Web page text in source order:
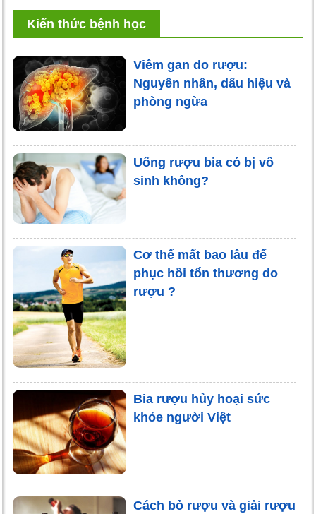
Kiến thức bệnh học
Viêm gan do rượu:
Nguyên nhân, dấu hiệu và
phòng ngừa
Uống rượu bia có bị vô
sinh không?
Cơ thể mất bao lâu để
phục hồi tổn thương do
rượu ?
Bia rượu hủy hoại sức
khỏe người Việt
Cách bỏ rượu và giải rượu